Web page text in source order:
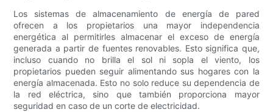
Los sistemas de almacenamiento de energía de pared
ofrecen a los propietarios una mayor independencia
energética al permitirles almacenar el exceso de energía
generada a partir de fuentes renovables. Esto significa que,
incluso cuando no brilla el sol ni sopla el viento, los
propietarios pueden seguir alimentando sus hogares con la
energía almacenada. Esto no solo reduce su dependencia de
la red eléctrica, sino que también proporciona mayor
seguridad en caso de un corte de electricidad.